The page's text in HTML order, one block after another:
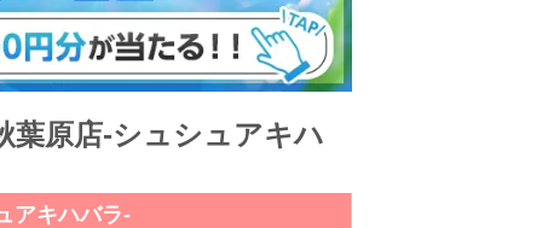
葉原店-シュシュアキハ
アキハバラ-